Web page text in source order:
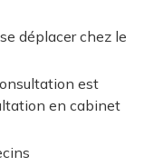
déplacer chez le
est
en cabinet